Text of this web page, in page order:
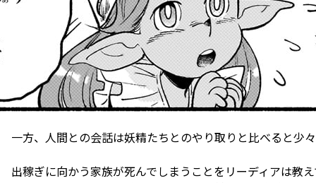
一方、人間との会話は妖精たちとのやり取りと比べると少
出稼ぎに向かう家族が死んでしまうことをリーディアは教